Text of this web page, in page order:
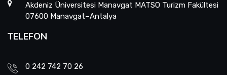
Akdeniz Üniversitesi Manavgat MATSO Turizm Fakültesi
07600 Manavgat–Antalya
TELEFON
0 242 742 70 26